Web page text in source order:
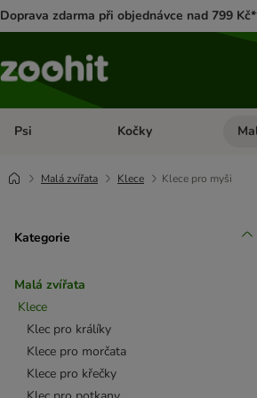
Doprava zdarma při objednávce nad 799
Psi Otevřít menu: Psi
Kočky
Malá zvířata Klece Klece pro myši
Kategorie
Malá zvířata
Klece
Klec pro králíky
Klece pro morčata
Klece pro křečky